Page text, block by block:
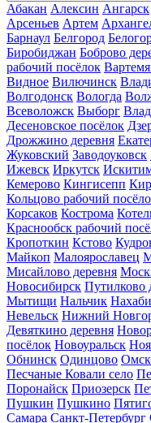
Абакан Алексин Ангарск
Арсеньев Артем
Барнаул Белгород
Биробиджан Боброво
рабочий посёлок
Видное Вилючинск
Волгодонск Вологда
Всеволожск Выборг
Десеновское посёлок
Дрожжино деревня
Жуковский Заводоуковск
Ижевск Иркутск
Кемерово Кингисепп
Кольцово рабочий
Корсаков Кострома
Краснообск рабочий
Кропоткин Кстово
Майкоп Малоярославец
Мисайлово деревня
Новосибирск Путилково
Мытищи Нальчик
Невельск Нижний
Девяткино деревня
посёлок Новоуральск
Обнинск Одинцово Омск
Песчаные Ковали село
Поронайск Приозерск
Пушкин Пушкино
Самара Санкт-Петербург